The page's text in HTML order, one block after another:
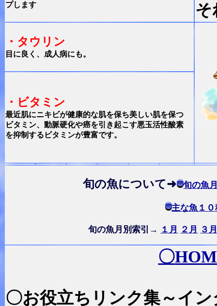
プします
そ
・タウリン
目に良く、成人病にも。
・ビタミン
最近肌にニキビが健康的な肌を保ち美しい肌を保つ
ビタミン、動脈硬化や癌を引き起こす悪玉活性酸素
を抑制するビタミンが豊富です。
旬の魚について➜ 旬の魚
主な魚１
旬の魚月別索引→ １月 ２月 ３
〇
〇お役立ちリンク集～イ